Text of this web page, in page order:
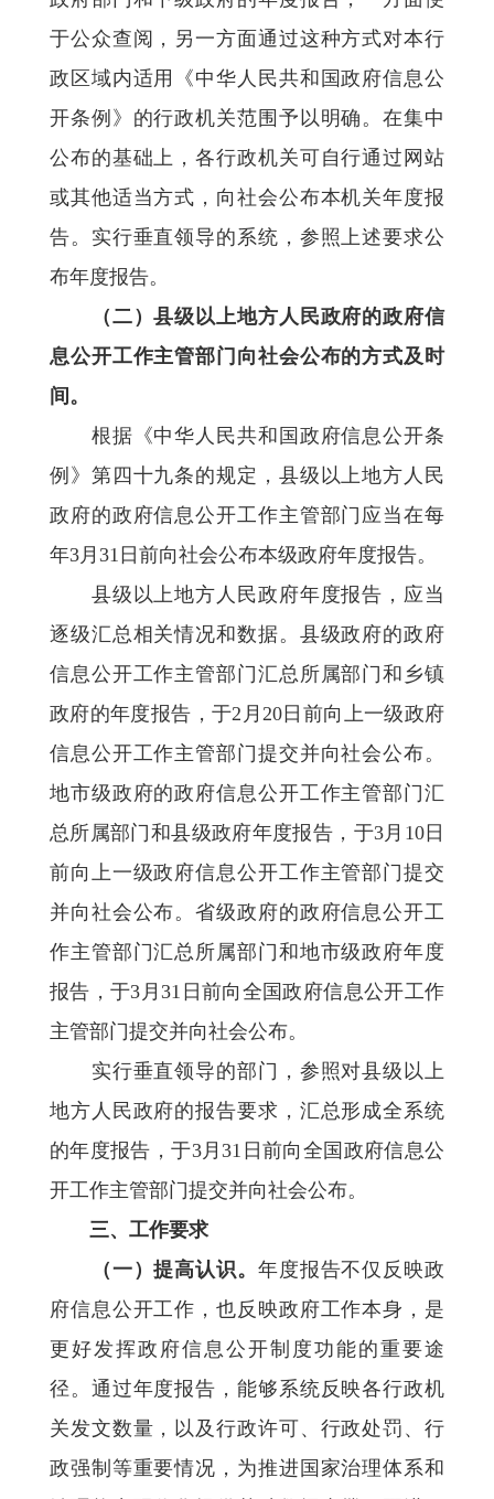
于公众查阅，另一方面通过这种方式对本行
政区域内适用《中华人民共和国政府信息公
开条例》的行政机关范围予以明确。在集中
公布的基础上，各行政机关可自行通过网站
或其他适当方式，向社会公布本机关年度报
告。实行垂直领导的系统，参照上述要求公
布年度报告。
（二）县级以上地方人民政府的政府信
息公开工作主管部门向社会公布的方式及时
间。
根据《中华人民共和国政府信息公开条
例》第四十九条的规定，县级以上地方人民
政府的政府信息公开工作主管部门应当在每
年3月31日前向社会公布本级政府年度报告。
县级以上地方人民政府年度报告，应当
逐级汇总相关情况和数据。县级政府的政府
信息公开工作主管部门汇总所属部门和乡镇
政府的年度报告，于2月20日前向上一级政府
信息公开工作主管部门提交并向社会公布。
地市级政府的政府信息公开工作主管部门汇
总所属部门和县级政府年度报告，于3月10日
前向上一级政府信息公开工作主管部门提交
并向社会公布。省级政府的政府信息公开工
作主管部门汇总所属部门和地市级政府年度
报告，于3月31日前向全国政府信息公开工作
主管部门提交并向社会公布。
实行垂直领导的部门，参照对县级以上
地方人民政府的报告要求，汇总形成全系统
的年度报告，于3月31日前向全国政府信息公
开工作主管部门提交并向社会公布。
三、工作要求
（一）提高认识。 年度报告不仅反映政
府信息公开工作，也反映政府工作本身，是
更好发挥政府信息公开制度功能的重要途
径。通过年度报告，能够系统反映各行政机
关发文数量，以及行政许可、行政处罚、行
政强制等重要情况，为推进国家治理体系和